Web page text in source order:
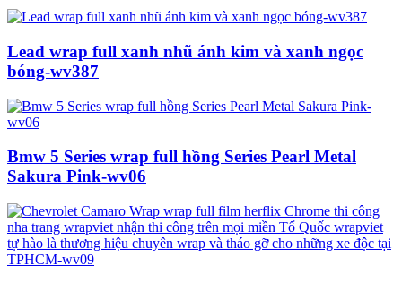
Lead wrap full xanh nhũ ánh kim và xanh ngọc
bóng-wv387
Bmw 5 Series wrap full hồng Series Pearl Metal
Sakura Pink-wv06